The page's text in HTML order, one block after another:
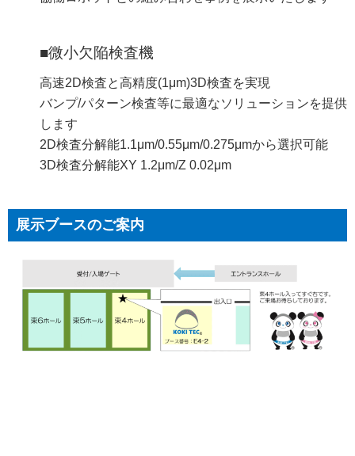
■微小欠陥検査機
高速2D検査と高精度(1μm)3D検査を実現
バンプ/パターン検査等に最適なソリューションを提供
します
2D検査分解能1.1μm/0.55μm/0.275μmから選択可能
3D検査分解能XY 1.2μm/Z 0.02μm
展示ブースのご案内